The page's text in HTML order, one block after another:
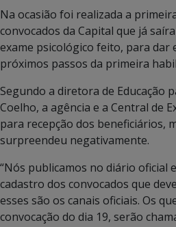
Na ocasião foi realizada a
convocados da Capital que já
exame psicológico feito, para dar
próximos passos da primeira
Segundo a diretora de Educação
Coelho, a agência e a Central de
para recepção dos beneficiários,
surpreendeu negativamente.
“Nós publicamos no diário oficial
cadastro dos convocados que
esses são os canais oficiais. Os
convocação do dia 19, serão